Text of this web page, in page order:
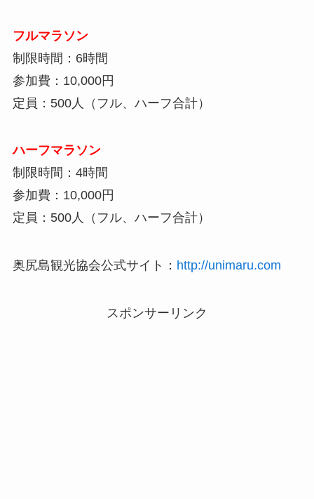
フルマラソン
制限時間：6時間
参加費：10,000円
定員：500人（フル、ハーフ合計）
ハーフマラソン
制限時間：4時間
参加費：10,000円
定員：500人（フル、ハーフ合計）
奥尻島観光協会公式サイト： http://unimaru.com
スポンサーリンク